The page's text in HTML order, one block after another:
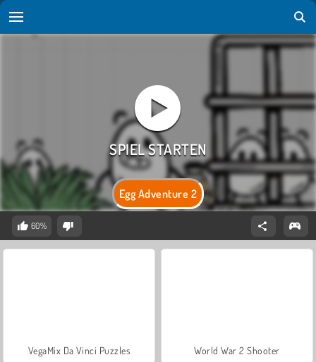
Egg Adventure 2
60%
VegaMix Da Vinci Puzzles World War 2 Shooter